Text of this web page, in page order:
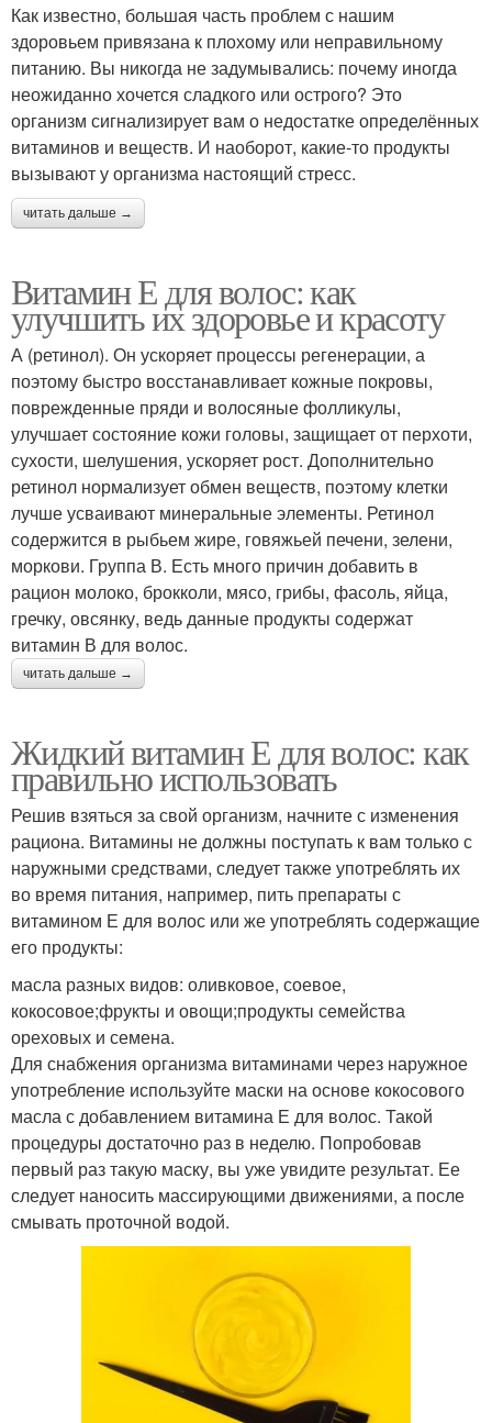
Как известно, большая часть проблем с нашим
здоровьем привязана к плохому или неправильному
питанию. Вы никогда не задумывались: почему иногда
неожиданно хочется сладкого или острого? Это
организм сигнализирует вам о недостатке определённых
витаминов и веществ. И наоборот, какие-то продукты
вызывают у организма настоящий стресс.
читать дальше →
Витамин Е для волос: как
улучшить их здоровье и красоту
А (ретинол). Он ускоряет процессы регенерации, а
поэтому быстро восстанавливает кожные покровы,
поврежденные пряди и волосяные фолликулы,
улучшает состояние кожи головы, защищает от перхоти,
сухости, шелушения, ускоряет рост. Дополнительно
ретинол нормализует обмен веществ, поэтому клетки
лучше усваивают минеральные элементы. Ретинол
содержится в рыбьем жире, говяжьей печени, зелени,
моркови. Группа В. Есть много причин добавить в
рацион молоко, брокколи, мясо, грибы, фасоль, яйца,
гречку, овсянку, ведь данные продукты содержат
витамин В для волос.
читать дальше →
Жидкий витамин Е для волос: как
правильно использовать
Решив взяться за свой организм, начните с изменения
рациона. Витамины не должны поступать к вам только с
наружными средствами, следует также употреблять их
во время питания, например, пить препараты с
витамином Е для волос или же употреблять содержащие
его продукты:
масла разных видов: оливковое, соевое,
кокосовое;фрукты и овощи;продукты семейства
ореховых и семена.
Для снабжения организма витаминами через наружное
употребление используйте маски на основе кокосового
масла с добавлением витамина Е для волос. Такой
процедуры достаточно раз в неделю. Попробовав
первый раз такую маску, вы уже увидите результат. Ее
следует наносить массирующими движениями, а после
смывать проточной водой.